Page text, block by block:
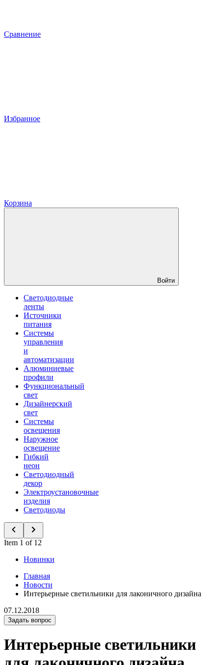
Сравнение
Избранное
Корзина
Войти
Светодиодные
ленты
Источники
питания
Системы
управления
и
автоматизации
Алюминиевые
профили
Функциональный
свет
Дизайнерский
свет
Системы
освещения
Наружное
освещение
Гибкий
неон
Светодиодный
декор
Электроустановочные
изделия
Светодиоды
Item 1 of 12
Новинки
Главная
Новости
Интерьерные светильники для лаконичного дизайна
07.12.2018
Задать вопрос
Интерьерные светильники